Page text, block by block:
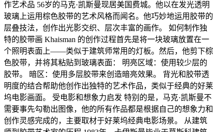
作艺术品 56岁的马克·凯斯曼现居美国费城。他以在发光透明
玻璃上运用棕色胶带的艺术风格而闻名。他巧妙地运用胶带的
层叠技法，创作出光影交织、层次丰富的画作。 如何制作独
特的胶带画 Khaisman 的创作过程首先是将一块玻璃放置在一
个照明表面上——类似于建筑师常用的灯板。然后，他剪下棕
色胶带，并将其粘贴到玻璃表面： 明亮区域：使用较少层的
胶带。 暗区：使用多层胶带来创造暗亮效果。 背光和胶带透
明度的结合帮助他创作出独特的艺术作品，类似于经典的好莱
坞电影画面。 受电影和想象力启发 特别的是，马克·凯斯曼不
需要事先勾勒出图像，他的所有作品都是根据自己的想象力和
创作灵感完成的，主要取材于好莱坞经典电影场景。 从建筑